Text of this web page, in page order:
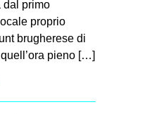
dal primo
proprio
brugherese di
pieno […]